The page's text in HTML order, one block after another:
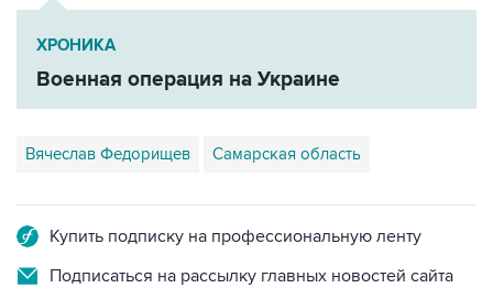
ХРОНИКА
Военная операция на Украине
Вячеслав Федорищев Самарская область
Купить подписку на профессиональную ленту
Подписаться на рассылку главных новостей сайта